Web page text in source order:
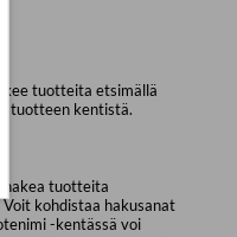
tuotteita etsimällä
tuotteen kentistä.
hakea tuotteita
kohdistaa hakusanat
-kentässä voi